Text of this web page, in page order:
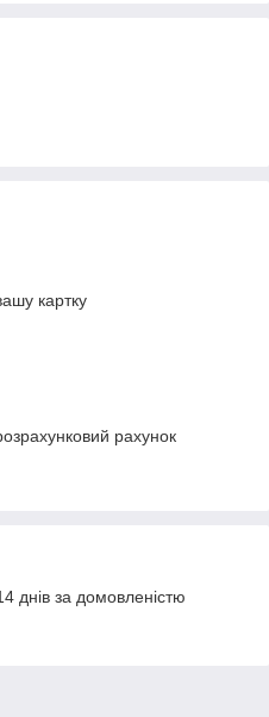
картку
рахунок
днів за домовленістю